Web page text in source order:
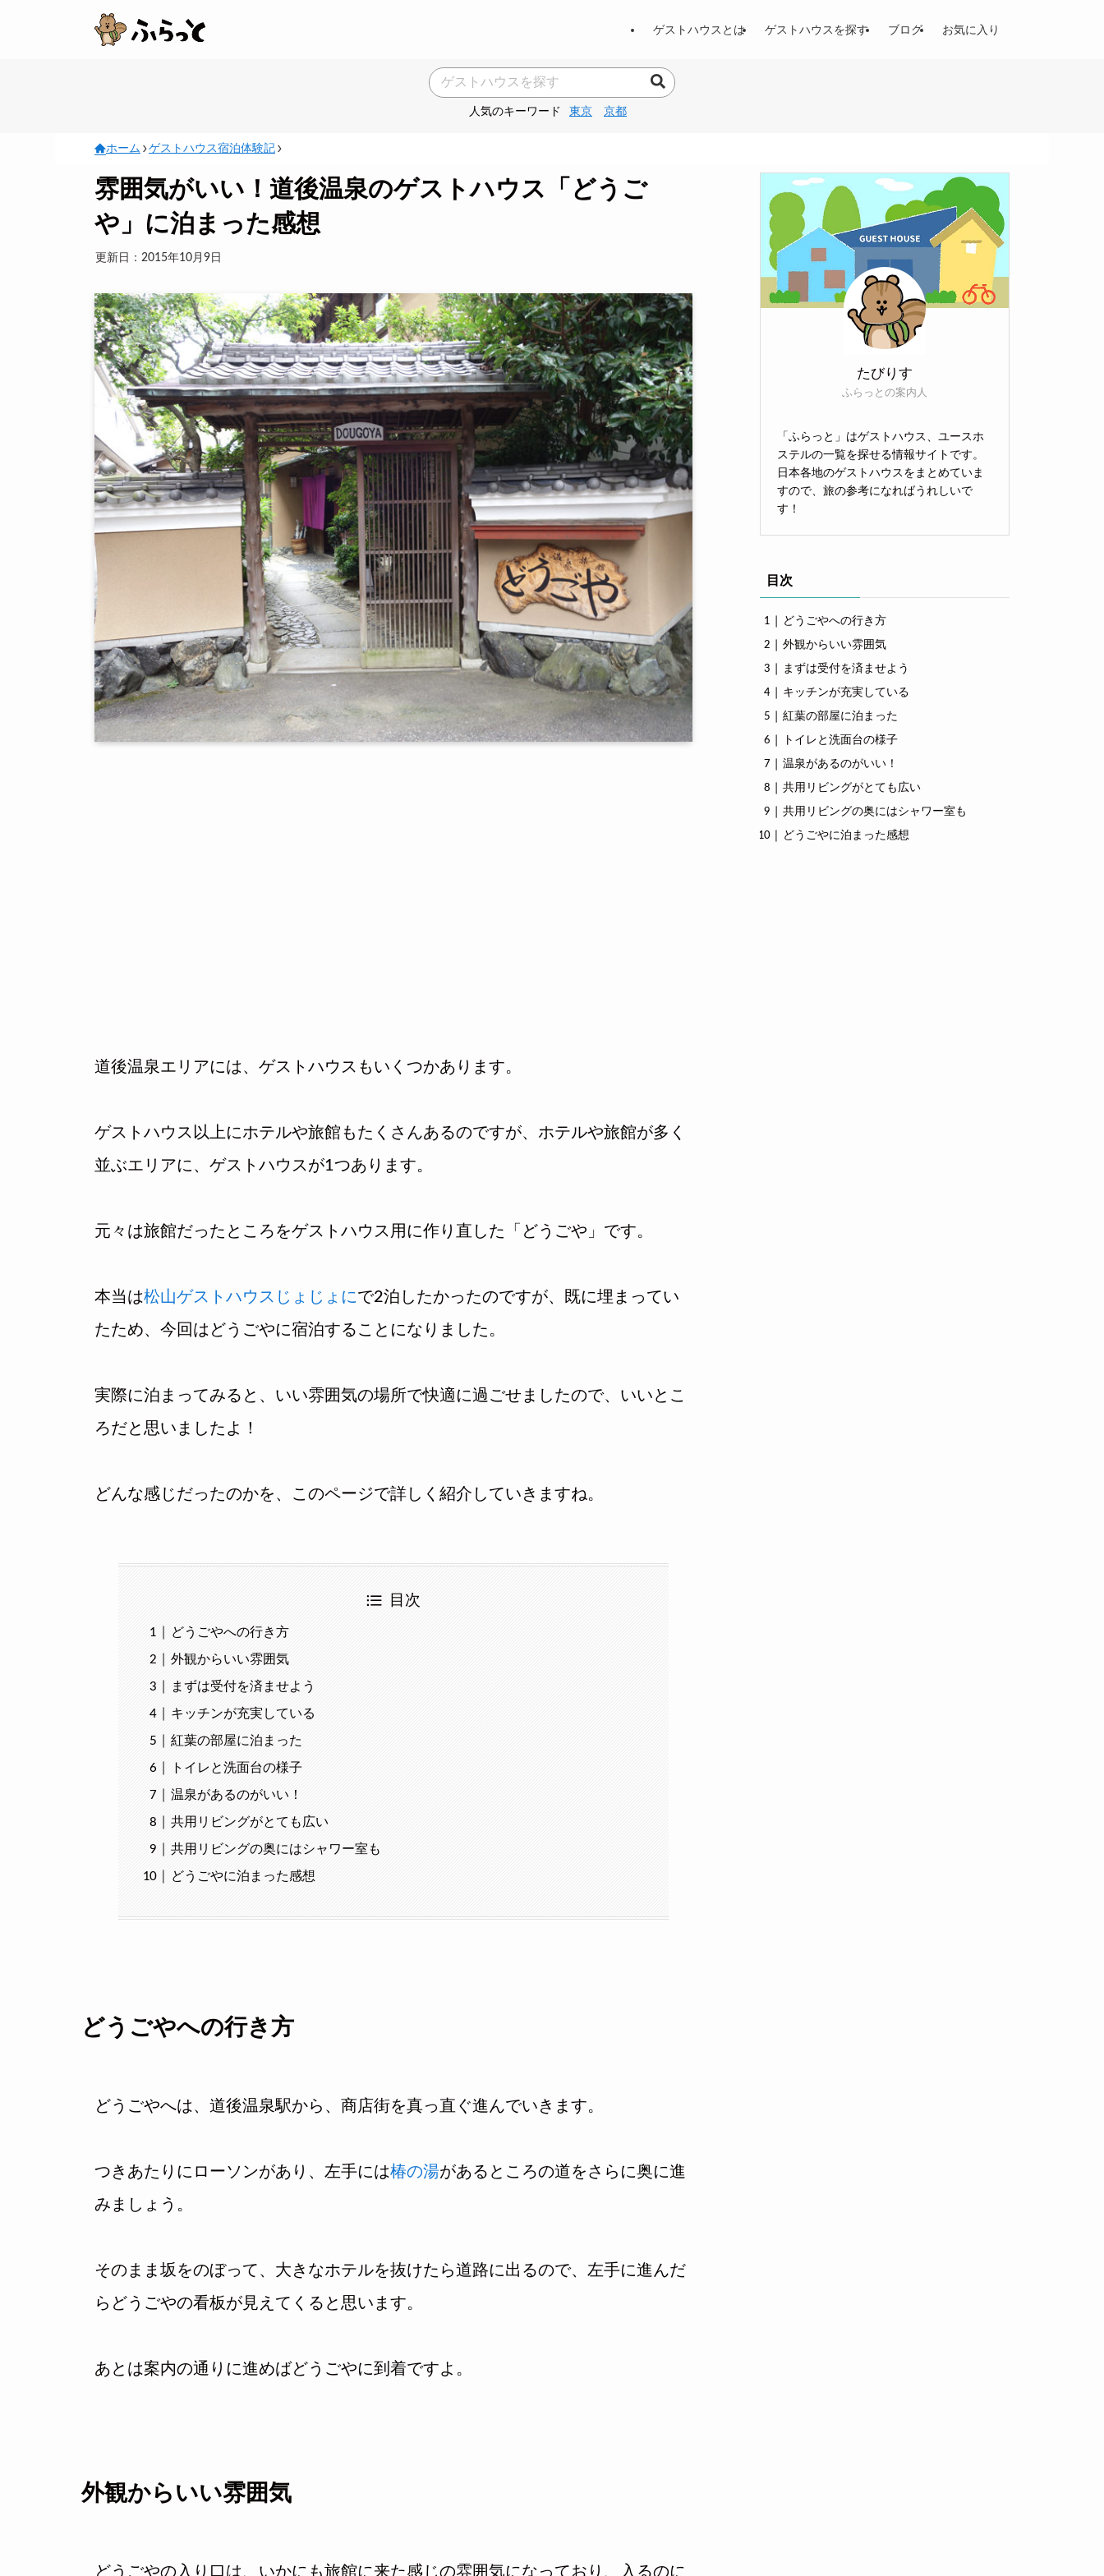
ゲストハウスとは ゲストハウスを探す ブログ お気に入り
人気のキーワード 東京 京都
ホーム ゲストハウス宿泊体験記
雰囲気がいい！道後温泉のゲストハウス「どうご
や」に泊まった感想
更新日：2015年10月9日
道後温泉エリアには、ゲストハウスもいくつかあります。
ゲストハウス以上にホテルや旅館もたくさんあるのですが、ホテルや旅館が多く
並ぶエリアに、ゲストハウスが1つあります。
元々は旅館だったところをゲストハウス用に作り直した「どうごや」です。
本当は松山ゲストハウスじょじょにで2泊したかったのですが、既に埋まってい
たため、今回はどうごやに宿泊することになりました。
実際に泊まってみると、いい雰囲気の場所で快適に過ごせましたので、いいとこ
ろだと思いましたよ！
どんな感じだったのかを、このページで詳しく紹介していきますね。
目次
どうごやへの行き方
外観からいい雰囲気
まずは受付を済ませよう
キッチンが充実している
紅葉の部屋に泊まった
トイレと洗面台の様子
温泉があるのがいい！
共用リビングがとても広い
共用リビングの奥にはシャワー室も
どうごやに泊まった感想
どうごやへの行き方
どうごやへは、道後温泉駅から、商店街を真っ直ぐ進んでいきます。
つきあたりにローソンがあり、左手には椿の湯があるところの道をさらに奥に進
みましょう。
そのまま坂をのぼって、大きなホテルを抜けたら道路に出るので、左手に進んだ
らどうごやの看板が見えてくると思います。
あとは案内の通りに進めばどうごやに到着ですよ。
外観からいい雰囲気
どうごやの入り口は、いかにも旅館に来た感じの雰囲気になっており、入るのに
たびりす
ふらっとの案内人
「ふらっと」はゲストハウス、ユースホ
ステルの一覧を探せる情報サイトです。
日本各地のゲストハウスをまとめていま
すので、旅の参考になればうれしいで
す！
目次
どうごやへの行き方
外観からいい雰囲気
まずは受付を済ませよう
キッチンが充実している
紅葉の部屋に泊まった
トイレと洗面台の様子
温泉があるのがいい！
共用リビングがとても広い
共用リビングの奥にはシャワー室も
どうごやに泊まった感想